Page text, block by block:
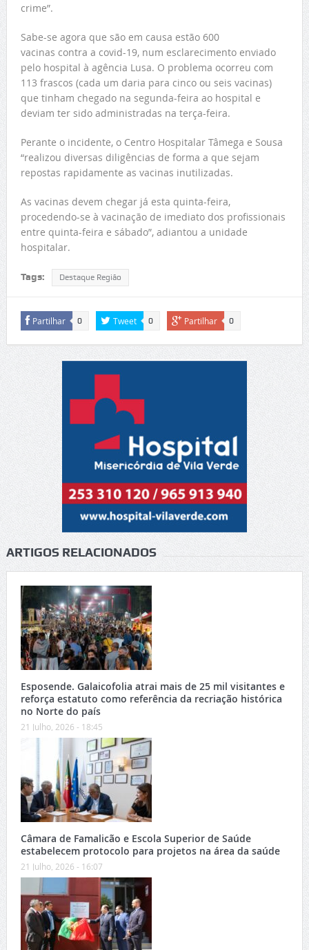
crime”.
Sabe-se agora que são em causa estão 600
vacinas contra a covid-19, num esclarecimento enviado
pelo hospital à agência Lusa. O problema ocorreu com
113 frascos (cada um daria para cinco ou seis vacinas)
que tinham chegado na segunda-feira ao hospital e
deviam ter sido administradas na terça-feira.
Perante o incidente, o Centro Hospitalar Tâmega e Sousa
“realizou diversas diligências de forma a que sejam
repostas rapidamente as vacinas inutilizadas.
As vacinas devem chegar já esta quinta-feira,
procedendo-se à vacinação de imediato dos profissionais
entre quinta-feira e sábado”, adiantou a unidade
hospitalar.
Tags: Destaque Região
Partilhar 0 Tweet 0 Partilhar 0
ARTIGOS RELACIONADOS
Esposende. Galaicofolia atrai mais de 25 mil visitantes e
reforça estatuto como referência da recriação histórica
no Norte do país
21 Julho, 2026 - 18:45
Câmara de Famalicão e Escola Superior de Saúde
estabelecem protocolo para projetos na área da saúde
21 Julho, 2026 - 16:07